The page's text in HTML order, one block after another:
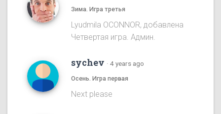
Зима. Игра третья
Lyudmila OCONNOR, добавлена
Четвертая игра. Админ.
sychev · 4 years ago
Осень. Игра первая
Next please